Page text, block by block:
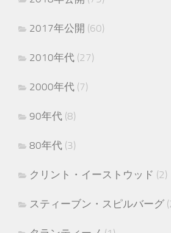
2017年公開 (60)
2010年代 (27)
2000年代 (7)
90年代 (8)
80年代 (3)
クリント・イーストウッド (2)
スティーブン・スピルバーグ